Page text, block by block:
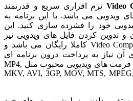
Video نرم افزاری سریع و قدرتمند
ویدویی می باشد. با این برنامه به
خود را فشرده سازی کنید. این
و تدوین کردن فایل های ویدویی نیز
هست. Video Compress Convert & Cut کاملا رایگان می باشد و
آن نیاز به پرداخت درون برنامه ای
ندارید. این نرم افزار از تمام فرمت های ویدیویی محبوب مثل MP4,
MKV, AVI, 3GP, MOV, MTS,